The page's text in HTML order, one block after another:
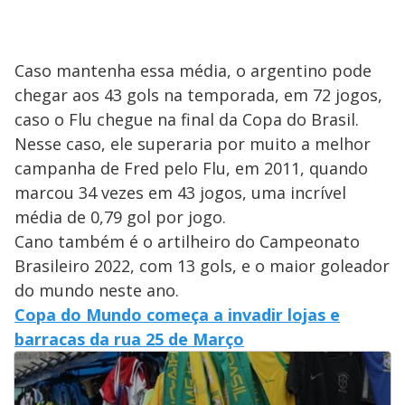
Caso mantenha essa média, o argentino pode
chegar aos 43 gols na temporada, em 72 jogos,
caso o Flu chegue na final da Copa do Brasil.
Nesse caso, ele superaria por muito a melhor
campanha de Fred pelo Flu, em 2011, quando
marcou 34 vezes em 43 jogos, uma incrível
média de 0,79 gol por jogo.
Cano também é o artilheiro do Campeonato
Brasileiro 2022, com 13 gols, e o maior goleador
do mundo neste ano.
Copa do Mundo começa a invadir lojas e
barracas da rua 25 de Março